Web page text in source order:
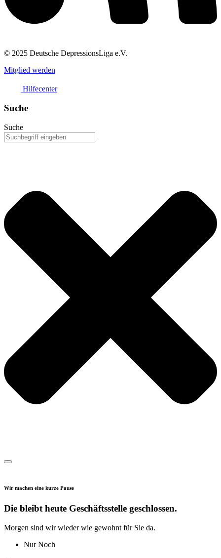
© 2025 Deutsche DepressionsLiga e.V.
Mitglied werden
Hilfecenter
Suche
Suche
Wir machen eine kurze Pause
Die bleibt heute Geschäftsstelle geschlossen.
Morgen sind wir wieder wie gewohnt für Sie da.
Nur Noch